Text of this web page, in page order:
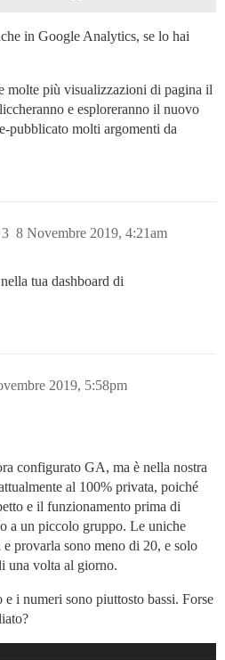
in Google Analytics, se lo hai
molte più visualizzazioni di pagina il
e esploreranno il nuovo
pubblicato molti argomenti da
8 Novembre 2019, 4:21am
3
tua dashboard di
2019, 5:58pm
configurato GA, ma è nella nostra
al 100% privata, poiché
e il funzionamento prima di
a un piccolo gruppo. Le uniche
provarla sono meno di 20, e solo
una volta al giorno.
e i numeri sono piuttosto bassi. Forse